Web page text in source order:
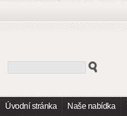
Úvodní stránka Naše nabídka